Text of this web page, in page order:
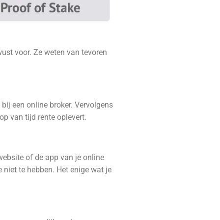
voor. Ze weten van tevoren
een online broker. Vervolgens
van tijd rente oplevert.
of de app van je online
te hebben. Het enige wat je